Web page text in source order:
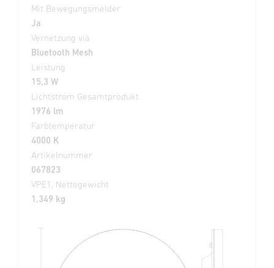
Mit Bewegungsmelder
Ja
Vernetzung via
Bluetooth Mesh
Leistung
15,3 W
Lichtstrom Gesamtprodukt
1976 lm
Farbtemperatur
4000 K
Artikelnummer
067823
VPE1, Nettogewicht
1,349 kg